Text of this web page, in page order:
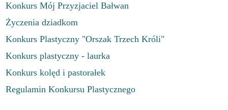
Konkurs Mój Przyzjaciel Bałwan
Życzenia dziadkom
Konkurs Plastyczny "Orszak Trzech Króli"
Konkurs plastyczny - laurka
Konkurs kolęd i pastorałek
Regulamin Konkursu Plastycznego